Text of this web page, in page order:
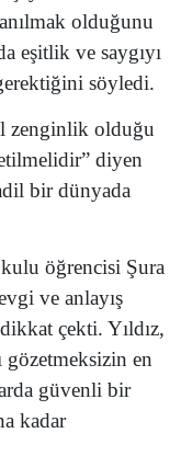
olduğunu
eşitlik ve saygıyı
söyledi.
zenginlik olduğu
diyen
bir dünyada
öğrencisi Şura
ve anlayış
çekti. Yıldız,
gözetmeksizin en
güvenli bir
kadar